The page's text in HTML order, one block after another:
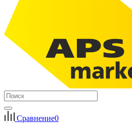
Сравнение0